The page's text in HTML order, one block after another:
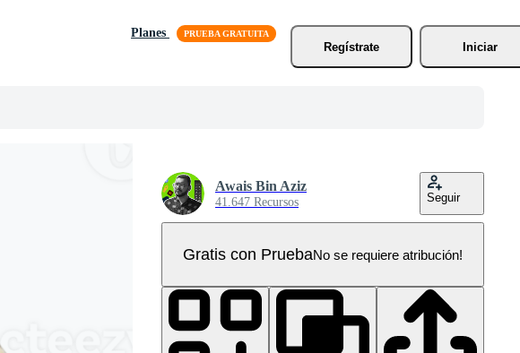
Planes
Regístrate
Iniciar
Awais Bin Aziz
41.647 Recursos Seguir
Gratis con PruebaNo se requiere atribución!